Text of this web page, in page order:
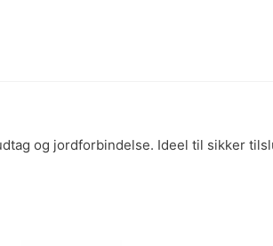
og jordforbindelse. Ideel til sikker